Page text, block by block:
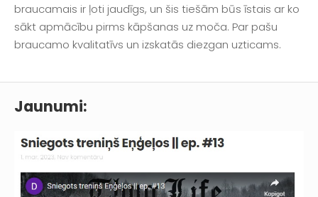
Jaunumi:
braucamais ir ļoti jaudīgs, un šis tiešām būs īstais ar ko
sākt apmācību pirms kāpšanas uz moča. Par pašu
braucamo kvalitatīvs un izskatās diezgan uzticams.